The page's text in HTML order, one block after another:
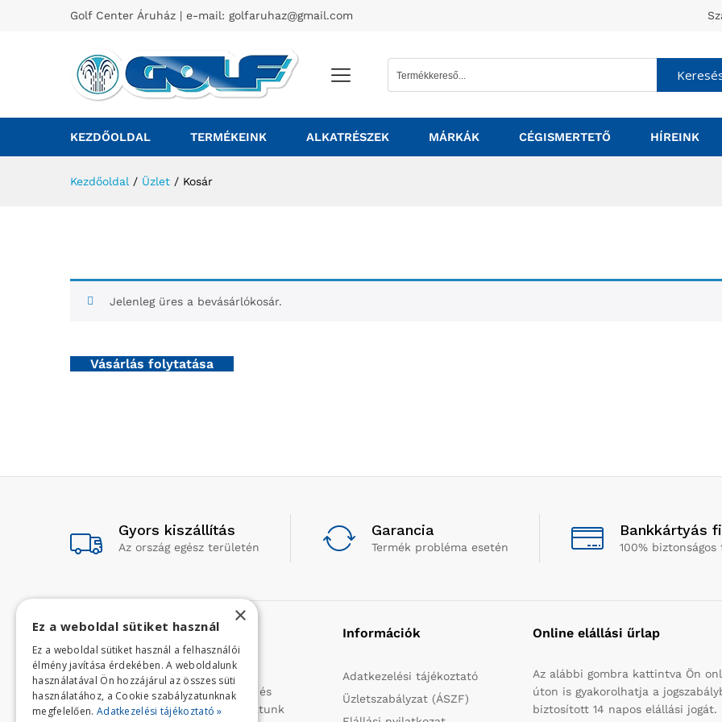
Golf Center Áruház | e-mail: golfaruhaz@gmail.com
KEZDŐOLDAL TERMÉKEINK ALKATRÉSZEK MÁRKÁK CÉGISMERTETŐ HÍREINK
Kezdőoldal / Üzlet / Kosár
Jelenleg üres a bevásárlókosár.
Vásárlás folytatása
Gyors kiszállítás
Az ország egész területén
Garancia
Termék probléma esetén
Bankkártyás
100% biztonságos
Rólunk
Profilunk a mezőgazdasági, kerti
kisgépek és egyéb iparcikkek kis- és
nagykereskedelme. 1991 óta folytatunk
Információk
Adatkezelési tájékoztató
Üzletszabályzat (ÁSZF)
Online elállási űrlap
Az alábbi gombra kattintva Ön
úton is gyakorolhatja a
biztosított 14 napos elállási jogát.
×
Ez a weboldal sütiket használ
Ez a weboldal sütiket használ a felhasználói
élmény javítása érdekében. A weboldalunk
használatával Ön hozzájárul az összes süti
használatához, a Cookie szabályzatunknak
megfelelően. Adatkezelési tájékoztató »